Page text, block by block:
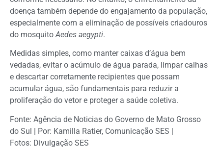
doença também depende do engajamento da população,
especialmente com a eliminação de possíveis criadouros
do mosquito Aedes aegypti.
Medidas simples, como manter caixas d’água bem
vedadas, evitar o acúmulo de água parada, limpar calhas
e descartar corretamente recipientes que possam
acumular água, são fundamentais para reduzir a
proliferação do vetor e proteger a saúde coletiva.
Fonte: Agência de Noticias do Governo de Mato Grosso
do Sul | Por: Kamilla Ratier, Comunicação SES |
Fotos: Divulgação SES